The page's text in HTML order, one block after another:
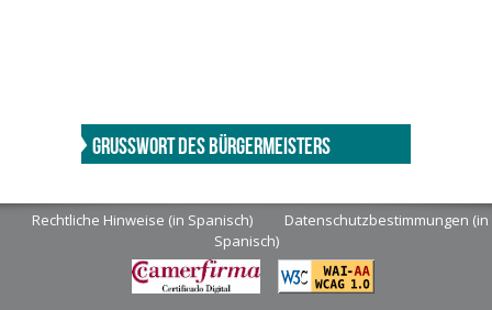
GRUSSWORT DES BÜRGERMEISTERS
Rechtliche Hinweise (in Spanisch)
Datenschutzbestimmungen (in
Spanisch)